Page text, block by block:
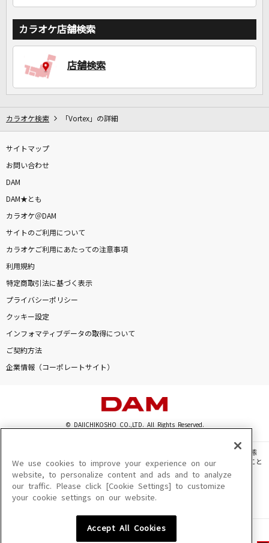
カラオケ店舗検索
店舗検索
カラオケ検索 「Vortex」の詳細
サイトマップ
お問い合わせ
DAM
DAM★とも
カラオケ＠DAM
サイトのご利用について
カラオケご利用にあたっての注意事項
利用規約
特定商取引法に基づく表示
プライバシーポリシー
クッキー設定
インフォマティブデータの取得について
ご契約方法
企業情報（コーポレートサイト）
© DAIICHIKOSHO CO.,LTD. All Rights Reserved.
このサイトに掲載されている一切の文章・画像・写真・動画・音声等を、手段や形態
を問わず、著作権法の定める範囲を超えて無断で複製、転載、ファイル化などすること
を禁じます。
楽曲及びコンテンツは、機種によりご利用いただけない場合があります。
楽曲及びコンテンツの配信日、配信内容が変更になる場合があります。
We use cookies to improve your experience on our
website, to personalize content and ads and to analyze
our traffic. Please click [Cookie Settings] to customize
your cookie settings on our website.
Accept All Cookies